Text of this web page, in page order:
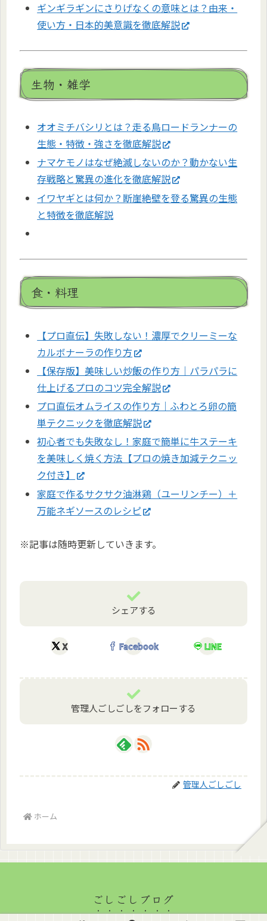
ギンギラギンにさりげなくの意味とは？由来・
使い方・日本的美意識を徹底解説
生物・雑学
オオミチバシリとは？走る鳥ロードランナーの
生態・特徴・強さを徹底解説
ナマケモノはなぜ絶滅しないのか？動かない生
存戦略と驚異の進化を徹底解説
イワヤギとは何か？断崖絶壁を登る驚異の生態
と特徴を徹底解説
食・料理
【プロ直伝】失敗しない！濃厚でクリーミーな
カルボナーラの作り方
【保存版】美味しい炒飯の作り方｜パラパラに
仕上げるプロのコツ完全解説
プロ直伝オムライスの作り方｜ふわとろ卵の簡
単テクニックを徹底解説
初心者でも失敗なし！家庭で簡単に牛ステーキ
を美味しく焼く方法【プロの焼き加減テクニッ
ク付き】
家庭で作るサクサク油淋鶏（ユーリンチー）＋
万能ネギソースのレシピ
※記事は随時更新していきます。
シェアする
X Facebook LINE
管理人ごしごしをフォローする
管理人ごしごし
ホーム
ごしごしブログ